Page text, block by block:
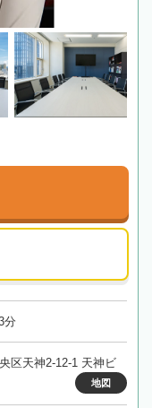
分
区天神2-12-1 天神ビ
地図